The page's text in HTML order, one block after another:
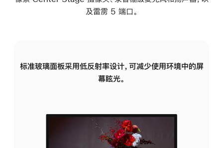
及雷雳 5 端口。
标准玻璃面板采用低反射率设计，可减少使用环境中的屏
幕眩光。